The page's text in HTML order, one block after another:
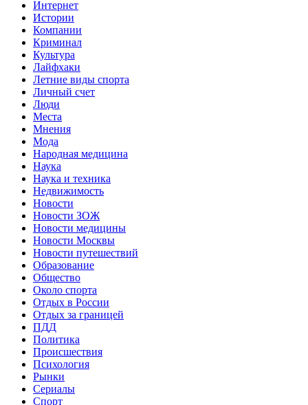
Интернет
Истории
Компании
Криминал
Культура
Лайфхаки
Летние виды спорта
Личный счет
Люди
Места
Мнения
Мода
Народная медицина
Наука
Наука и техника
Недвижимость
Новости
Новости ЗОЖ
Новости медицины
Новости Москвы
Новости путешествий
Образование
Общество
Около спорта
Отдых в России
Отдых за границей
ПДД
Политика
Происшествия
Психология
Рынки
Сериалы
Спорт